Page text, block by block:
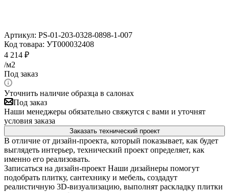
Артикул: PS-01-203-0328-0898-1-007
Код товара: УТ000032408
4 214 ₽
/м2
Под заказ
Уточнить наличие образца в салонах
Под заказ
Наши менеджеры обязательно свяжутся с вами и уточнят
условия заказа
Заказать технический проект
В отличие от дизайн-проекта, который показывает, как будет
выглядеть интерьер, технический проект определяет, как
именно его реализовать.
Записаться на дизайн-проект Наши дизайнеры помогут
подобрать плитку, сантехнику и мебель, создадут
реалистичную 3D-визуализацию, выполнят раскладку плитки